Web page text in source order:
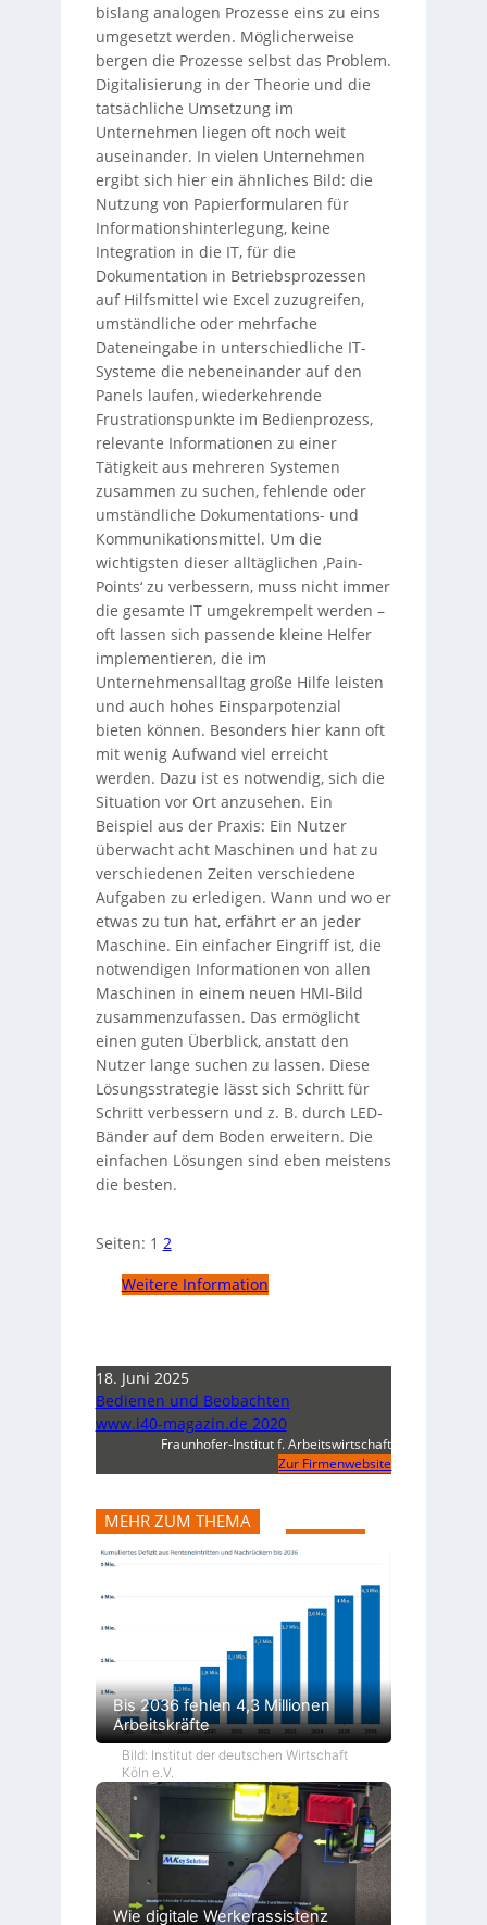
bislang analogen Prozesse eins zu eins
umgesetzt werden. Möglicherweise
bergen die Prozesse selbst das Problem.
Digitalisierung in der Theorie und die
tatsächliche Umsetzung im
Unternehmen liegen oft noch weit
auseinander. In vielen Unternehmen
ergibt sich hier ein ähnliches Bild: die
Nutzung von Papierformularen für
Informationshinterlegung, keine
Integration in die IT, für die
Dokumentation in Betriebsprozessen
auf Hilfsmittel wie Excel zuzugreifen,
umständliche oder mehrfache
Dateneingabe in unterschiedliche IT-
Systeme die nebeneinander auf den
Panels laufen, wiederkehrende
Frustrationspunkte im Bedienprozess,
relevante Informationen zu einer
Tätigkeit aus mehreren Systemen
zusammen zu suchen, fehlende oder
umständliche Dokumentations- und
Kommunikationsmittel. Um die
wichtigsten dieser alltäglichen ‚Pain-
Points‘ zu verbessern, muss nicht immer
die gesamte IT umgekrempelt werden –
oft lassen sich passende kleine Helfer
implementieren, die im
Unternehmensalltag große Hilfe leisten
und auch hohes Einsparpotenzial
bieten können. Besonders hier kann oft
mit wenig Aufwand viel erreicht
werden. Dazu ist es notwendig, sich die
Situation vor Ort anzusehen. Ein
Beispiel aus der Praxis: Ein Nutzer
überwacht acht Maschinen und hat zu
verschiedenen Zeiten verschiedene
Aufgaben zu erledigen. Wann und wo er
etwas zu tun hat, erfährt er an jeder
Maschine. Ein einfacher Eingriff ist, die
notwendigen Informationen von allen
Maschinen in einem neuen HMI-Bild
zusammenzufassen. Das ermöglicht
einen guten Überblick, anstatt den
Nutzer lange suchen zu lassen. Diese
Lösungsstrategie lässt sich Schritt für
Schritt verbessern und z. B. durch LED-
Bänder auf dem Boden erweitern. Die
einfachen Lösungen sind eben meistens
die besten.
Seiten: 1 2
Weitere Information
18. Juni 2025
Bedienen und Beobachten
www.i40-magazin.de 2020
Fraunhofer-Institut f. Arbeitswirtschaft
Zur Firmenwebsite
MEHR ZUM THEMA
Bis 2036 fehlen 4,3 Millionen
Arbeitskräfte
Bild: Institut der deutschen Wirtschaft
Köln e.V.
Wie digitale Werkerassistenz